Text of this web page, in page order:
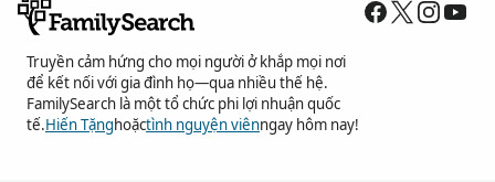
Truyền cảm hứng cho mọi người ở khắp mọi nơi
để kết nối với gia đình họ—qua nhiều thế hệ.
FamilySearch là một tổ chức phi lợi nhuận quốc
tế.Hiến Tặnghoặctình nguyện viênngay hôm nay!